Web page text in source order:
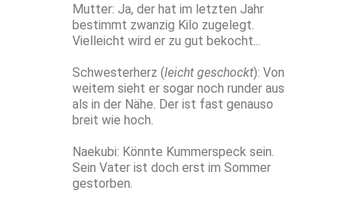
Mutter: Ja, der hat im letzten Jahr
bestimmt zwanzig Kilo zugelegt.
Vielleicht wird er zu gut bekocht...
Schwesterherz (leicht geschockt): Von
weitem sieht er sogar noch runder aus
als in der Nähe. Der ist fast genauso
breit wie hoch.
Naekubi: Könnte Kummerspeck sein.
Sein Vater ist doch erst im Sommer
gestorben.